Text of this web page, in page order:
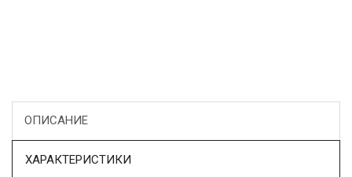
ОПИСАНИЕ
ХАРАКТЕРИСТИКИ